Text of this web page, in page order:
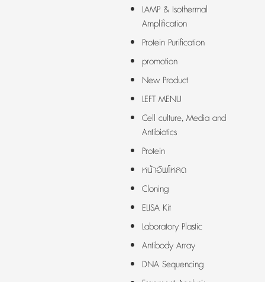
LAMP & Isothermal
Amplification
Protein Purification
promotion
New Product
LEFT MENU
Cell culture, Media and
Antibiotics
Protein
หน้าอัพโหลด
Cloning
ELISA Kit
Laboratory Plastic
Antibody Array
DNA Sequencing